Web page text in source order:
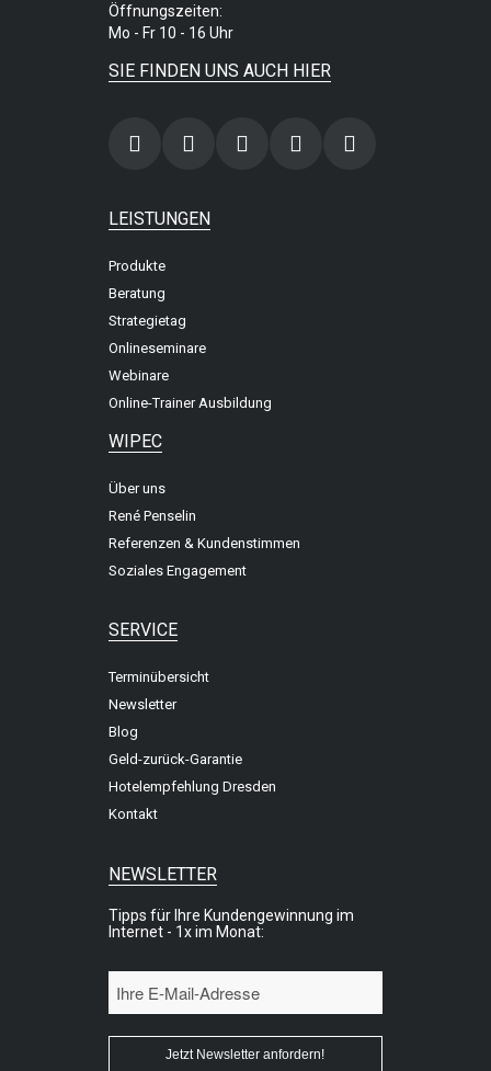
Öffnungszeiten:
Mo - Fr 10 - 16 Uhr
SIE FINDEN UNS AUCH HIER
LEISTUNGEN
Produkte
Beratung
Strategietag
Onlineseminare
Webinare
Online-Trainer Ausbildung
WIPEC
Über uns
René Penselin
Referenzen & Kundenstimmen
Soziales Engagement
SERVICE
Terminübersicht
Newsletter
Blog
Geld-zurück-Garantie
Hotelempfehlung Dresden
Kontakt
NEWSLETTER
Tipps für Ihre Kundengewinnung im
Internet - 1x im Monat: